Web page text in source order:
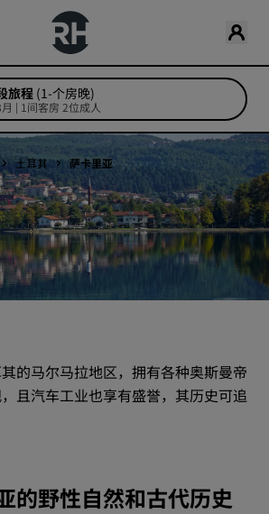
旅程 (1-个房晚)
08 8月 - 09 8月 | 1间客房 2位成人
土耳其 萨卡里亚
的马尔马拉地区，拥有各种奥斯曼帝
且汽车工业也享有盛誉，其历史可追
的野性自然和古代历史